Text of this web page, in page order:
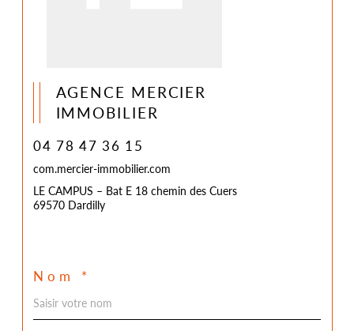
AGENCE MERCIER
IMMOBILIER
04 78 47 36 15
com.mercier-immobilier.com
LE CAMPUS – Bat E 18 chemin des Cuers
69570 Dardilly
Nom *